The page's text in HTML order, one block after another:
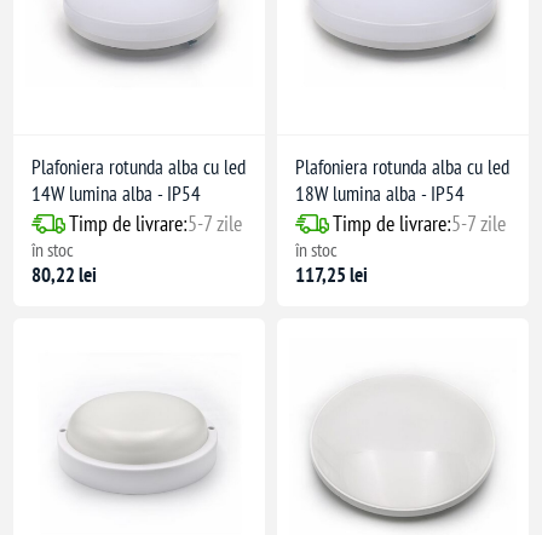
Plafoniera rotunda alba cu led
14W lumina alba - IP54
Timp de livrare:5-7 zile
în stoc
80,22 lei
Plafoniera rotunda alba cu led
18W lumina alba - IP54
Timp de livrare:5-7 zile
în stoc
117,25 lei